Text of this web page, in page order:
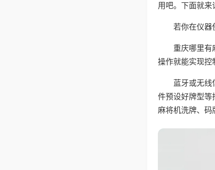
用吧。下面就来
若你在仪器
重庆哪里有
操作就能实现控
蓝牙或无线
件预设好牌型等
麻将机洗牌、码